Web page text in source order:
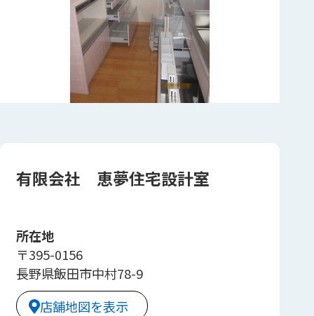
有限会社 恵夢住宅設計室
所在地
〒395-0156
長野県飯田市中村78-9
店舗地図を表示